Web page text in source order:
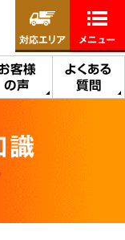
客様
の声
よくある
質問
対応エリア メニュー
識